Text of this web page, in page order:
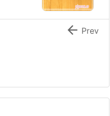
 Prev